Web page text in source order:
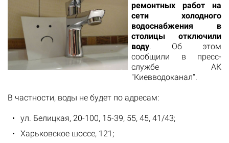
ремонтных работ на
сети холодного
водоснабжения в
столицы отключили
воду. Об этом
сообщили в пресс-
службе АК
"Киевводоканал".
В частности, воды не будет по адресам:
ул. Белицкая, 20-100, 15-39, 55, 45, 41/43;
Харьковское шоссе, 121;